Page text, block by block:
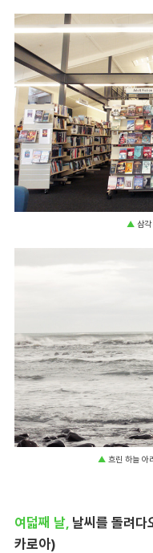
▲ 삼
▲ 흐린 하늘 아
여덟째 날, 날씨를 돌려
카로아)